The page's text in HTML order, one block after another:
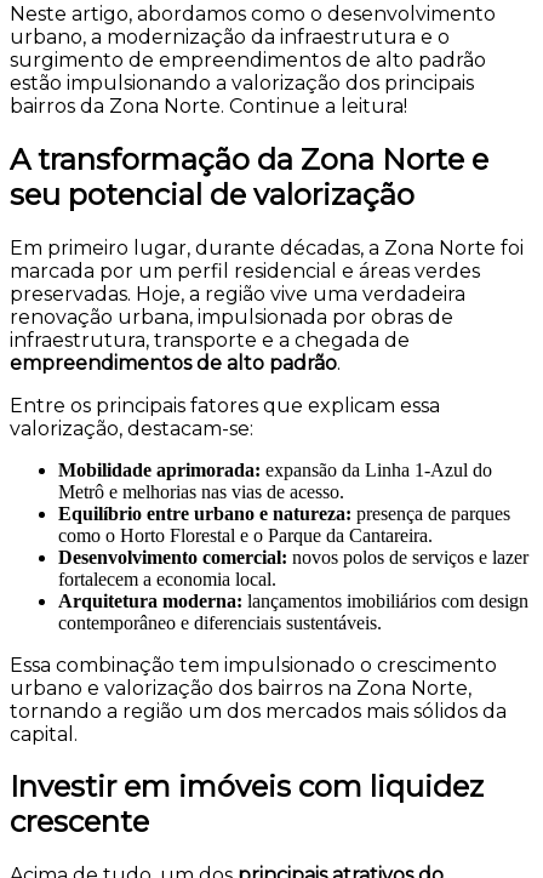
Neste artigo, abordamos como o desenvolvimento
urbano, a modernização da infraestrutura e o
surgimento de empreendimentos de alto padrão
estão impulsionando a valorização dos principais
bairros da Zona Norte. Continue a leitura!
A transformação da Zona Norte e
seu potencial de valorização
Em primeiro lugar, durante décadas, a Zona Norte foi
marcada por um perfil residencial e áreas verdes
preservadas. Hoje, a região vive uma verdadeira
renovação urbana, impulsionada por obras de
infraestrutura, transporte e a chegada de
empreendimentos de alto padrão.
Entre os principais fatores que explicam essa
valorização, destacam-se:
Mobilidade aprimorada: expansão da Linha 1-Azul do
Metrô e melhorias nas vias de acesso.
Equilíbrio entre urbano e natureza: presença de parques
como o Horto Florestal e o Parque da Cantareira.
Desenvolvimento comercial: novos polos de serviços e lazer
fortalecem a economia local.
Arquitetura moderna: lançamentos imobiliários com design
contemporâneo e diferenciais sustentáveis.
Essa combinação tem impulsionado o crescimento
urbano e valorização dos bairros na Zona Norte,
tornando a região um dos mercados mais sólidos da
capital.
Investir em imóveis com liquidez
crescente